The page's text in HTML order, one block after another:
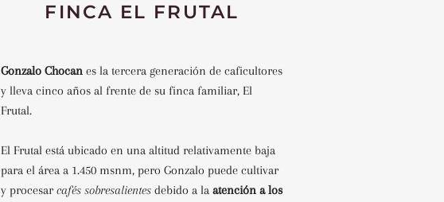
FINCA EL FRUTAL
Gonzalo Chocanes la tercera generación de caficultores
y lleva cinco años al frente de su finca familiar, El
Frutal.
El Frutal está ubicado en una altitud relativamente baja
para el área a 1.450 msnm, pero Gonzalo puede cultivar
y procesar cafés sobresalientesdebido a la atención a los